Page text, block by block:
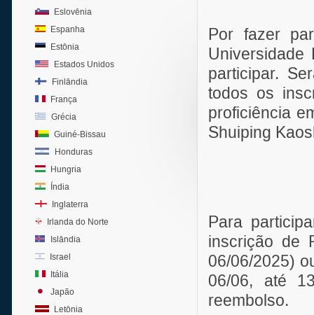
Eslovênia
Espanha
Estônia
Estados Unidos
Finlândia
França
Grécia
Guiné-Bissau
Honduras
Hungria
Índia
Inglaterra
Irlanda do Norte
Islândia
Israel
Itália
Japão
Letônia
Por fazer
participar.
todos os
proficiência
Shuiping
Para
inscrição de
06/06/2025)
06/06, até
reembolso.